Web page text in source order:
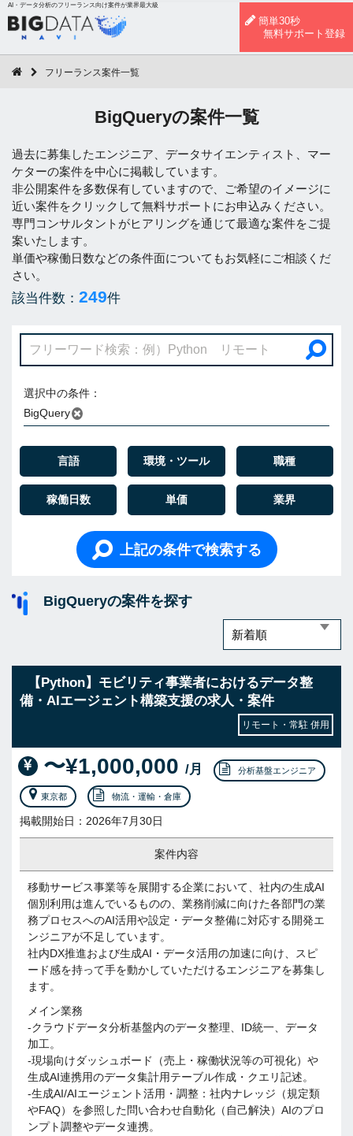
AI・データ分析のフリーランス向け案件が業界最大級
簡単30秒
無料サポート登録
フリーランス案件一覧
BigQueryの案件一覧
過去に募集したエンジニア、データサイエンティスト、マー
ケターの案件を中心に掲載しています。
非公開案件を多数保有していますので、ご希望のイメージに
近い案件をクリックして無料サポートにお申込みください。
専門コンサルタントがヒアリングを通じて最適な案件をご提
案いたします。
単価や稼働日数などの条件面についてもお気軽にご相談くだ
さい。
該当件数： 249件
選択中の条件：
BigQuery
言語 環境・ツール 職種
稼働日数 単価 業界
上記の条件で検索する
BigQueryの案件を探す
【Python】モビリティ事業者におけるデータ整
備・AIエージェント構築支援の求人・案件
リモート・常駐 併用
〜¥1,000,000 /月 分析基盤エンジニア
東京都 物流・運輸・倉庫
掲載開始日：2026年7月30日
案件内容
移動サービス事業等を展開する企業において、社内の生成AI
個別利用は進んでいるものの、業務削減に向けた各部門の業
務プロセスへのAI活用や設定・データ整備に対応する開発エ
ンジニアが不足しています。
社内DX推進および生成AI・データ活用の加速に向け、スピ
ード感を持って手を動かしていただけるエンジニアを募集し
ます。
メイン業務
-クラウドデータ分析基盤内のデータ整理、ID統一、データ
加工。
-現場向けダッシュボード（売上・稼働状況等の可視化）や
生成AI連携用のデータ集計用テーブル作成・クエリ記述。
-生成AI/AIエージェント活用・調整：社内ナレッジ（規定類
やFAQ）を参照した問い合わせ自動化（自己解決）AIのプロ
ンプト調整やデータ連携。